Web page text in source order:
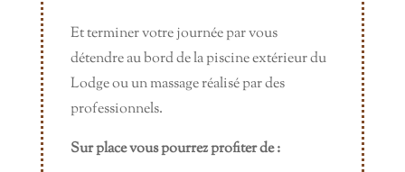
Et terminer votre journée par vous
détendre au bord de la piscine extérieur du
Lodge ou un massage réalisé par des
professionnels.
Sur place vous pourrez profiter de :